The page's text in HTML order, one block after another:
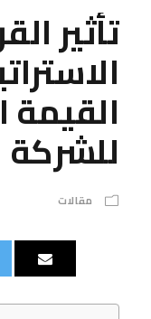
تأثير
للشركة
مقالات